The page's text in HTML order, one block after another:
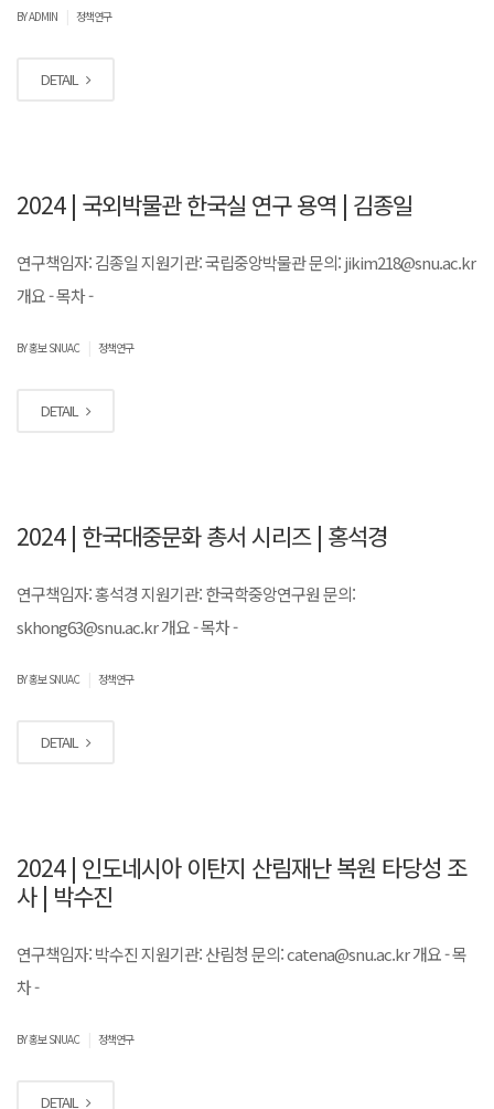
BY ADMIN 정책연구
DETAIL
2024 | 국외박물관 한국실 연구 용역 | 김종일
연구책임자: 김종일 지원기관: 국립중앙박물관 문의: jikim218@snu.ac.kr
개요 - 목차 -
BY 홍보 SNUAC 정책연구
DETAIL
2024 | 한국대중문화 총서 시리즈 | 홍석경
연구책임자: 홍석경 지원기관: 한국학중앙연구원 문의:
skhong63@snu.ac.kr 개요 - 목차 -
BY 홍보 SNUAC 정책연구
DETAIL
2024 | 인도네시아 이탄지 산림재난 복원 타당성 조
사 | 박수진
연구책임자: 박수진 지원기관: 산림청 문의: catena@snu.ac.kr 개요 - 목
차 -
BY 홍보 SNUAC 정책연구
DETAIL